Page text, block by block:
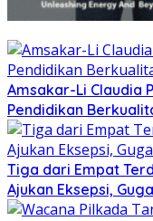
Amsakar-Li Claudia
Pendidikan
Tiga dari Empat
Ajukan Eksepsi,